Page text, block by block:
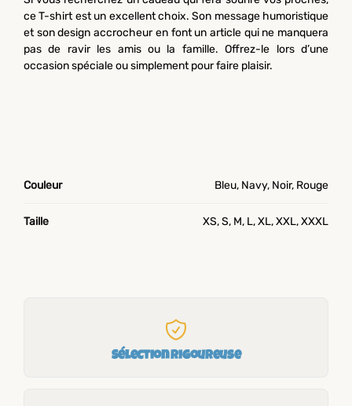
ce T-shirt est un excellent choix. Son message humoristique
et son design accrocheur en font un article qui ne manquera
pas de ravir les amis ou la famille. Offrez-le lors d’une
occasion spéciale ou simplement pour faire plaisir.
Couleur Bleu, Navy, Noir, Rouge
Taille XS, S, M, L, XL, XXL, XXXL
Sélection rigoureuse